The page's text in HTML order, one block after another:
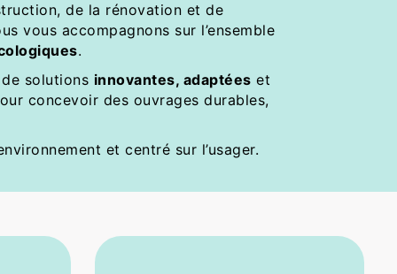
de la rénovation et de
vous accompagnons sur l’ensemble
.
solutions innovantes, adaptées et
concevoir des ouvrages durables,
et centré sur l’usager.